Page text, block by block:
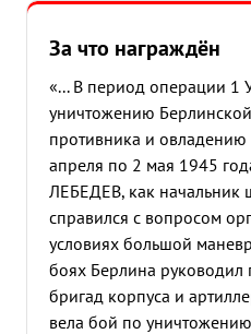
За что награждён
«... В период операции 1
уничтожению
противника и
апреля по 2 мая 1945
ЛЕБЕДЕВ, как начальник
справился с вопросом
условиях большой
боях Берлина руководил
бригад корпуса и
вела бой по